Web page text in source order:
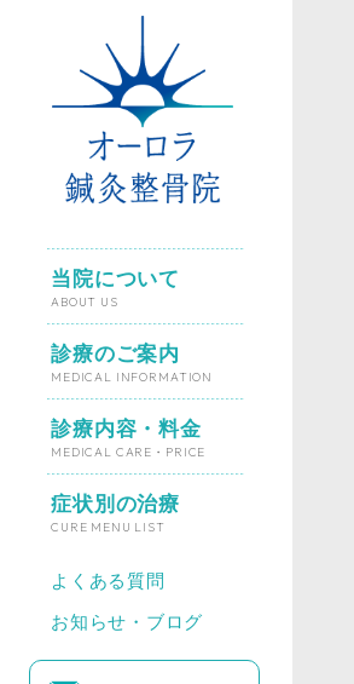
当院について
ABOUT US
診療のご案内
MEDICAL INFORMATION
診療内容・料金
MEDICAL CARE・PRICE
症状別の治療
CURE MENU LIST
よくある質問
お知らせ・ブログ